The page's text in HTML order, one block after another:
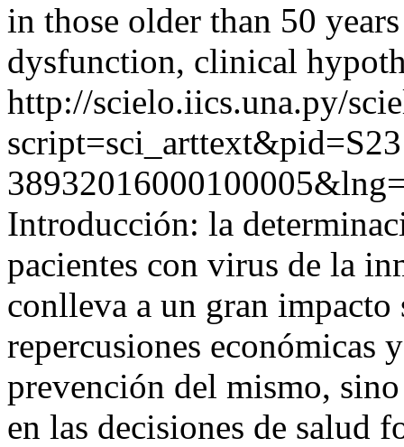
in those older than 50
dysfunction, clinical
http://scielo.iics.una.py/
Introducción: la
pacientes con virus de la
conlleva a un gran
repercusiones económicas
prevención del mismo,
en las decisiones de salud